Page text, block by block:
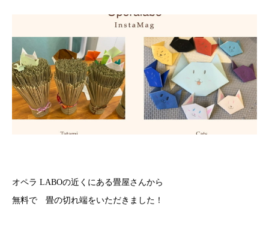
オペラ LABOの近くにある畳屋さんから
無料で 畳の切れ端をいただきました！